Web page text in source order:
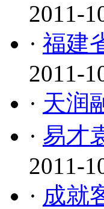
2011-
· 福建
2011-
· 天润
· 易才
2011-
· 成就